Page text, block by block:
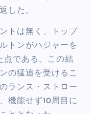
した。
トは無く、トップ
トンがハジャーを
点である。この結
の猛追を受けるこ
ランス・ストロー
機能せず10周目に